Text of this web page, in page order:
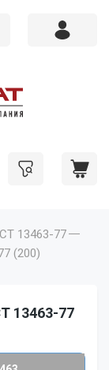
13463-77
(200)
13463-77